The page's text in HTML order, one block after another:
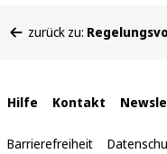
befinden
zurück zu:
Interne
Links
Hilfe Kontakt
Barrierefreiheit